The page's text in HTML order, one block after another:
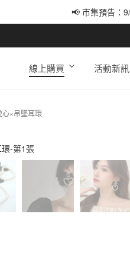
📢 市集預告：
線上購買 活動新訊
心×吊墜耳環